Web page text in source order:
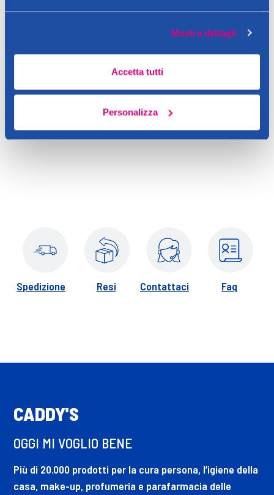
Mostra dettagli
Accetta tutti
Personalizza
1,79 €
Aggiungi
Help
Spedizione Resi Contattaci Faq
CADDY'S
OGGI MI VOGLIO BENE
Più di 20.000 prodotti per la cura persona, l’igiene della
casa, make-up, profumeria e parafarmacia delle